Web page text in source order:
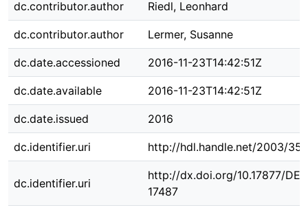
dc.contributor.author Riedl, Leonhard
dc.contributor.author Lermer, Susanne
dc.date.accessioned 2016-11-23T14:42:51Z
dc.date.available 2016-11-23T14:42:51Z
dc.date.issued 2016
dc.identifier.uri http://hdl.handle.net/2003/
dc.identifier.uri
http://dx.doi.org/10.17877/
17487